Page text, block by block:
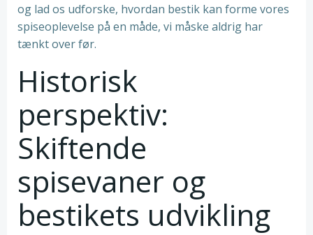
og lad os udforske, hvordan bestik kan forme vores
spiseoplevelse på en måde, vi måske aldrig har
tænkt over før.
Historisk
perspektiv:
Skiftende
spisevaner og
bestikets udvikling